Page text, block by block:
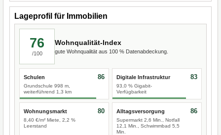
Lageprofil für Immobilien
76
/100
Wohnqualität-Index
gute Wohnqualität aus 100 % Datenabdeckung.
Schulen
Grundschule 998 m,
weiterführend 1,3 km
86 Digitale Infrastruktur
93,0 % Gigabit-
Verfügbarkeit
83
Wohnungsmarkt
8,40 €/m² Miete, 2,2 %
Leerstand
80 Alltagsversorgung
Supermarkt 2,6 Min., Notfall
12,1 Min., Schwimmbad 5,5
Min.
86